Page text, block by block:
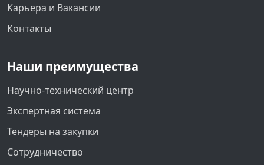
Карьера и Вакансии
Контакты
Наши преимущества
Научно-технический центр
Экспертная система
Тендеры на закупки
Сотрудничество